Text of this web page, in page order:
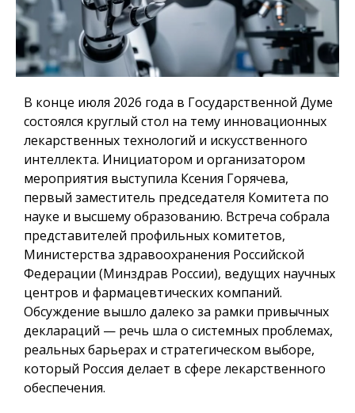
В конце июля 2026 года в Государственной Думе
состоялся круглый стол на тему инновационных
лекарственных технологий и искусственного
интеллекта. Инициатором и организатором
мероприятия выступила Ксения Горячева,
первый заместитель председателя Комитета по
науке и высшему образованию. Встреча собрала
представителей профильных комитетов,
Министерства здравоохранения Российской
Федерации (Минздрав России), ведущих научных
центров и фармацевтических компаний.
Обсуждение вышло далеко за рамки привычных
деклараций — речь шла о системных проблемах,
реальных барьерах и стратегическом выборе,
который Россия делает в сфере лекарственного
обеспечения.